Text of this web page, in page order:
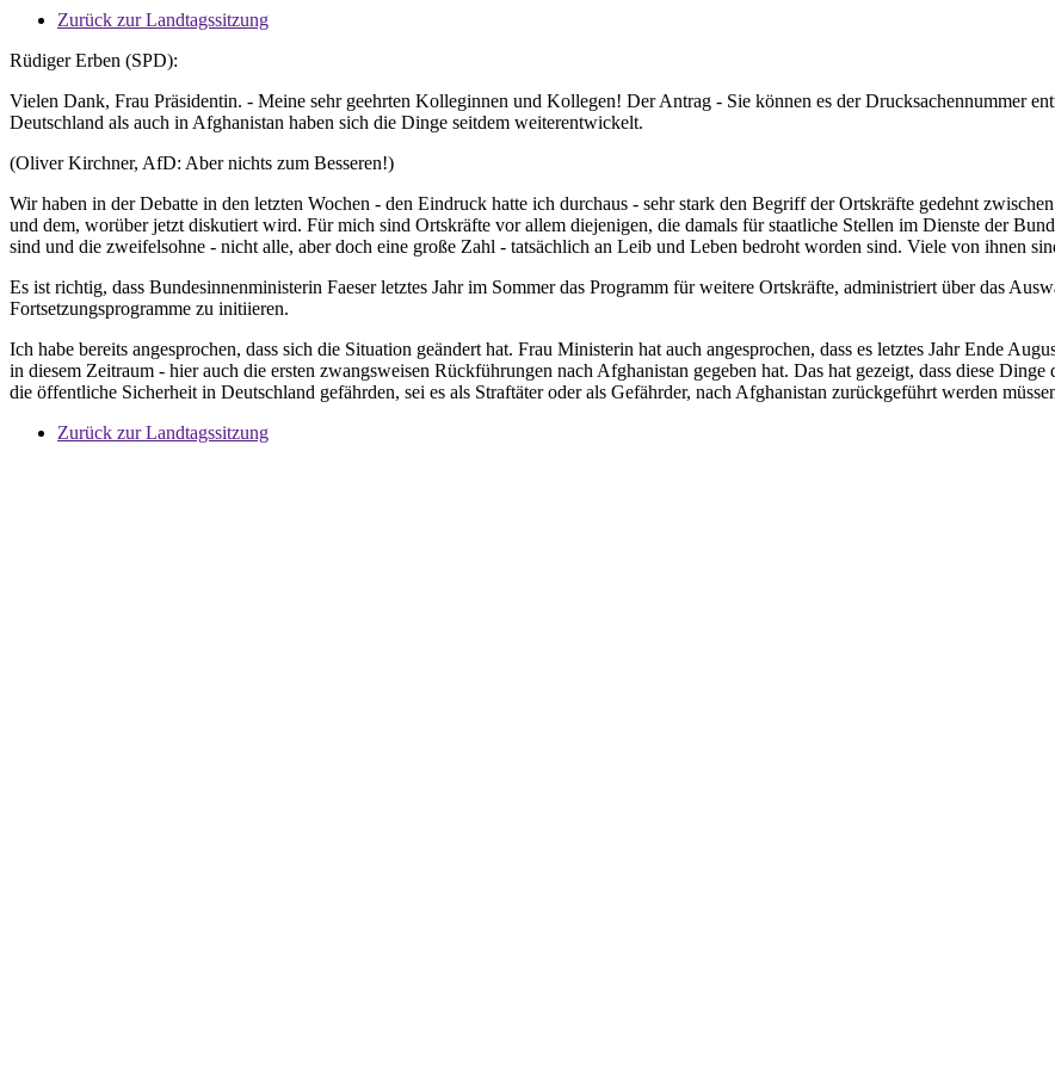
Zurück zur Landtagssitzung
Rüdiger Erben (SPD):
Vielen Dank, Frau Präsidentin. - Meine sehr geehrten Kolleginnen und Kollegen! Der Antrag - Sie können es der Drucksachennummer
Deutschland als auch in Afghanistan haben sich die Dinge seitdem weiterentwickelt.
(Oliver Kirchner, AfD: Aber nichts zum Besseren!)
Wir haben in der Debatte in den letzten Wochen - den Eindruck hatte ich durchaus - sehr stark den Begriff der Ortskräfte gedehnt
und dem, worüber jetzt diskutiert wird. Für mich sind Ortskräfte vor allem diejenigen, die damals für staatliche Stellen im Dienste der
sind und die zweifelsohne - nicht alle, aber doch eine große Zahl - tatsächlich an Leib und Leben bedroht worden sind. Viele von ihnen
Es ist richtig, dass Bundesinnenministerin Faeser letztes Jahr im Sommer das Programm für weitere Ortskräfte, administriert über das
Fortsetzungsprogramme zu initiieren.
Ich habe bereits angesprochen, dass sich die Situation geändert hat. Frau Ministerin hat auch angesprochen, dass es letztes Jahr Ende
in diesem Zeitraum - hier auch die ersten zwangsweisen Rückführungen nach Afghanistan gegeben hat. Das hat gezeigt, dass diese
die öffentliche Sicherheit in Deutschland gefährden, sei es als Straftäter oder als Gefährder, nach Afghanistan zurückgeführt werden
Zurück zur Landtagssitzung